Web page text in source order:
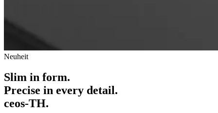
Neuheit
Slim in form.
Precise in every detail.
ceos-TH.